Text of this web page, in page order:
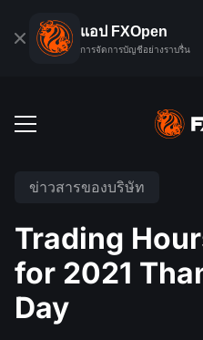
แอป FXOpen
การจัดการบัญชีอย่างราบรื่น
บัญชีฟอเร็กซ์เดโม
ค่าคอมมิชชั่นและสว๊อป
การชำระเงิน
การฝากเงินและถอนเงิน
PAMM
ฟอเร็กซ์
ดัชนี
แพลตฟอร์มเทรด
TickTrader
FXOpen App
ปฏิทินเศรษฐกิจ
ข่าวสารของบริษัท
Trading
for 2021
Day